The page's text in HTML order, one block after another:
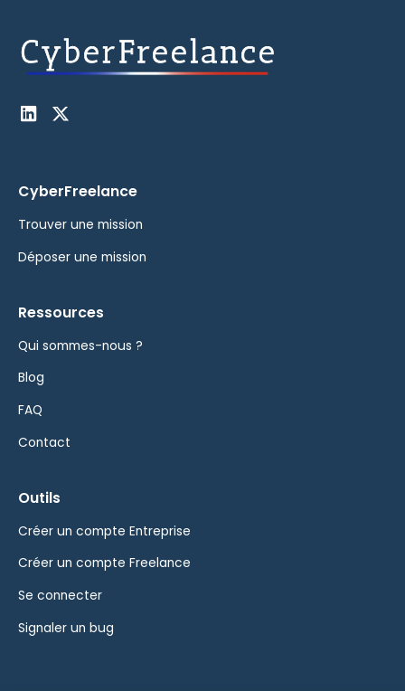
CyberFreelance
Trouver une mission
Déposer une mission
Ressources
Qui sommes-nous ?
Blog
FAQ
Contact
Outils
Créer un compte Entreprise
Créer un compte Freelance
Se connecter
Signaler un bug